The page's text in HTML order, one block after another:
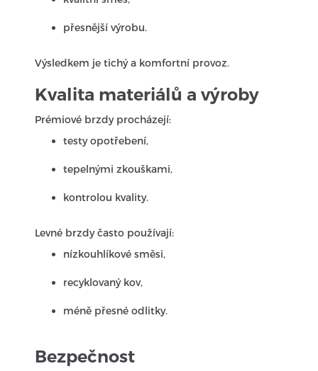
přesnější výrobu.
Výsledkem je tichý a komfortní provoz.
Kvalita materiálů a výroby
Prémiové brzdy procházejí:
testy opotřebení,
tepelnými zkouškami,
kontrolou kvality.
Levné brzdy často používají:
nízkouhlíkové směsi,
recyklovaný kov,
méně přesné odlitky.
Bezpečnost